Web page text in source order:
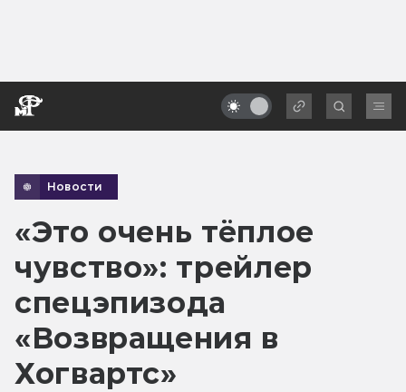
Новости
«Это очень тёплое
чувство»: трейлер
спецэпизода
«Возвращения в
Хогвартс»